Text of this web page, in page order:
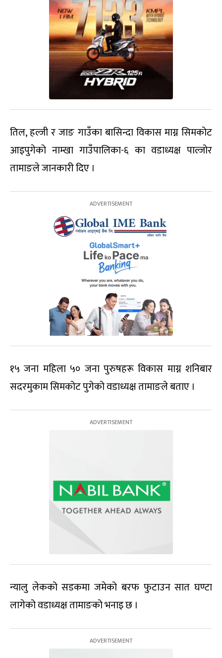
तिल, हल्जी र जाङ गाउँका बासिन्दा विकास माग्न सिमकोट
आइपुगेको नाम्खा गाउँपालिका-६ का वडाध्यक्ष पाल्जोर
तामाङले जानकारी दिए ।
१५ जना महिला ५० जना पुरुषहरू विकास माग्न शनिबार
सदरमुकाम सिमकोट पुगेको वडाध्यक्ष तामाङले बताए ।
न्यालु लेकको सडकमा जमेको बरफ फुटाउन सात घण्टा
लागेको वडाध्यक्ष तामाङको भनाइ छ ।